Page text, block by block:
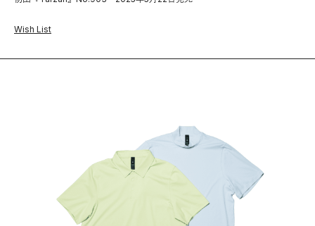
Wish List